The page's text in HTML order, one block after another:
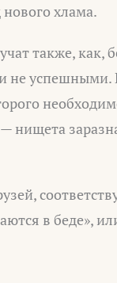
хлама.
также, как,
не успешными.
нищета
в беде»,